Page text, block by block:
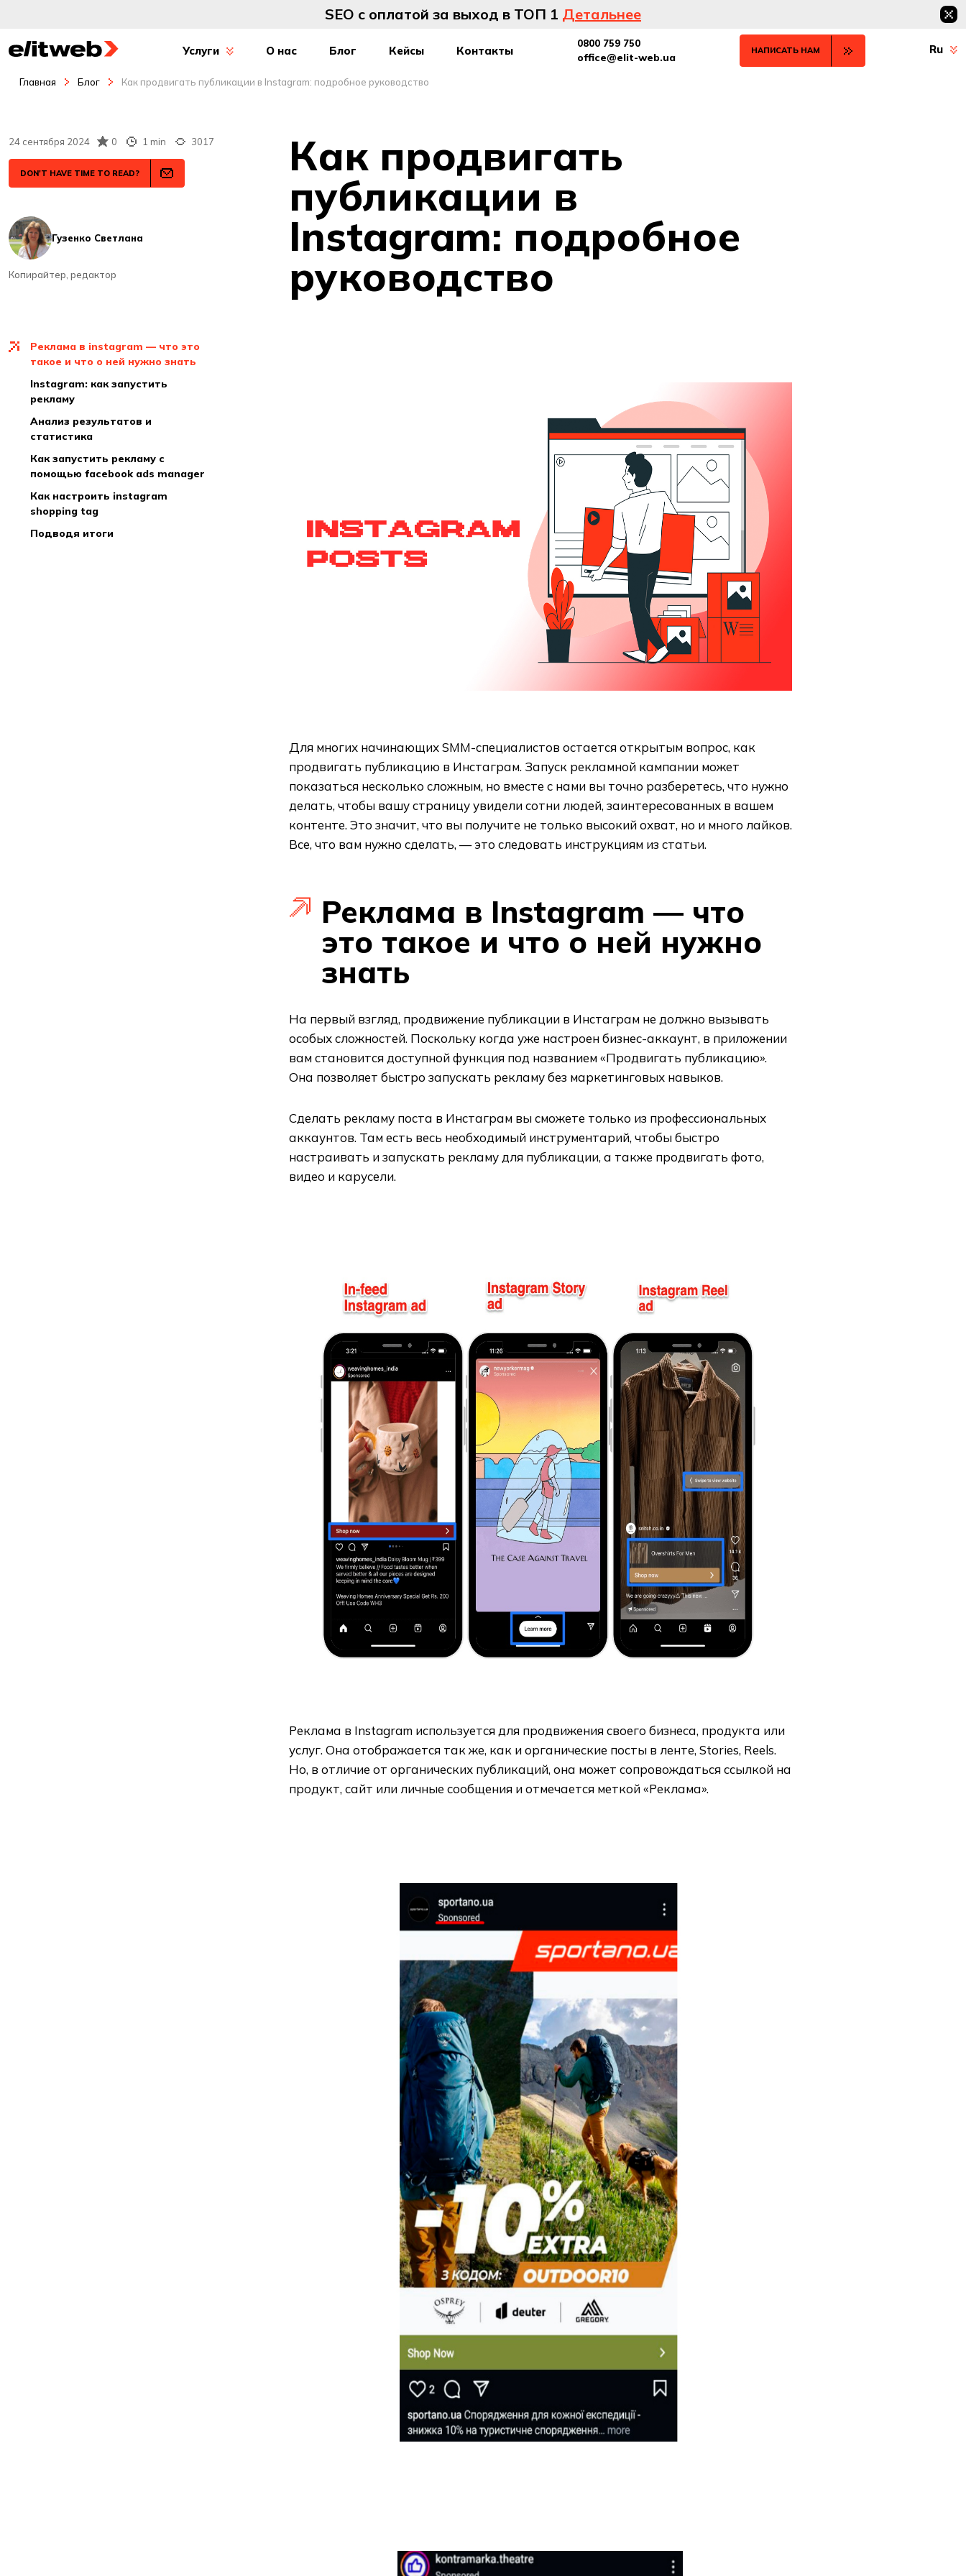
SEO с оплатой за выход в ТОП 1 Детальнее
Услуги О нас Блог Кейсы Контакты
0800 759 750
office@elit-web.ua
НАПИСАТЬ НАМ Ru
Главная Блог Как продвигать публикации в Instagram: подробное руководство
24 сентября 2024 0 1 min 3017
DON'T HAVE TIME TO READ?
Гузенко Светлана
Копирайтер, редактор
Как продвигать
публикации в
Instagram: подробное
руководство
реклама в instagram — что это
такое и что о ней нужно знать
instagram: как запустить
рекламу
анализ результатов и
статистика
как запустить рекламу с
помощью facebook ads manager
как настроить instagram
shopping tag
подводя итоги
Для многих начинающих SMM-специалистов остается открытым вопрос, как
продвигать публикацию в Инстаграм. Запуск рекламной кампании может
показаться несколько сложным, но вместе с нами вы точно разберетесь, что нужно
делать, чтобы вашу страницу увидели сотни людей, заинтересованных в вашем
контенте. Это значит, что вы получите не только высокий охват, но и много лайков.
Все, что вам нужно сделать, — это следовать инструкциям из статьи.
Реклама в Instagram — что
это такое и что о ней нужно
знать
На первый взгляд, продвижение публикации в Инстаграм не должно вызывать
особых сложностей. Поскольку когда уже настроен бизнес-аккаунт, в приложении
вам становится доступной функция под названием «Продвигать публикацию».
Она позволяет быстро запускать рекламу без маркетинговых навыков.
Сделать рекламу поста в Инстаграм вы сможете только из профессиональных
аккаунтов. Там есть весь необходимый инструментарий, чтобы быстро
настраивать и запускать рекламу для публикации, а также продвигать фото,
видео и карусели.
Реклама в Instagram используется для продвижения своего бизнеса, продукта или
услуг. Она отображается так же, как и органические посты в ленте, Stories, Reels.
Но, в отличие от органических публикаций, она может сопровождаться ссылкой на
продукт, сайт или личные сообщения и отмечается меткой «Реклама».